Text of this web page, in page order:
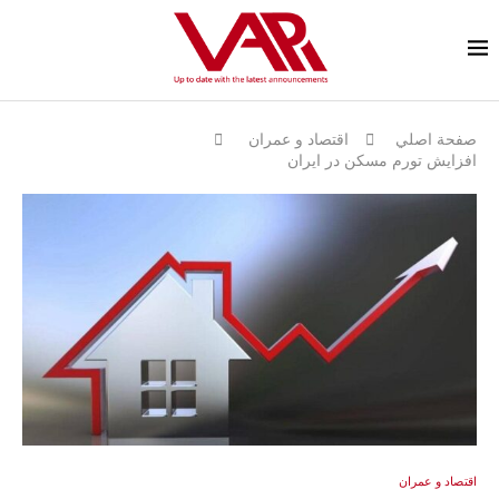
صفحة اصلي
اقتصاد و عمران
افزایش تورم مسکن در ایران
اقتصاد و عمران